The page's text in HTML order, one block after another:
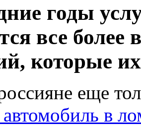
годы
все
которые
еще
в